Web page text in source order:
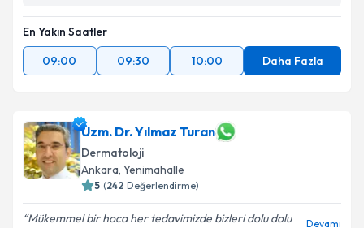
Takvim Talebini Gönder
En Yakın Saatler
09:00
09:30 10:00 Daha Fazla
Uzm. Dr. Yılmaz Turan
Dermatoloji
Ankara, Yenimahalle
5 (242 Değerlendirme)
Mükemmel bir hoca her tedavimizde bizleri dolu dolu
Devamı